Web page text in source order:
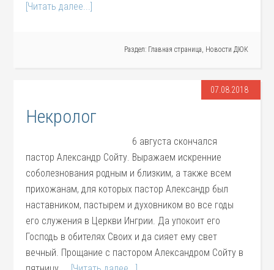
[Читать далее...]
Раздел: Главная страница, Новости ДЮК
07.08.2018
Некролог
6 августа скончался
пастор Александр Сойту. Выражаем искренние
соболезнования родным и близким, а также всем
прихожанам, для которых пастор Александр был
наставником, пастырем и духовником во все годы
его служения в Церкви Ингрии. Да упокоит его
Господь в обителях Своих и да сияет ему свет
вечный. Прощание с пастором Александром Сойту в